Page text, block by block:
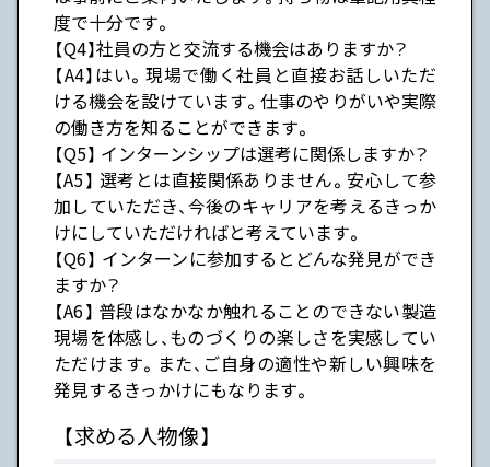
度で十分です。
【Q4】社員の方と交流する機会はありますか？
【A4】はい。現場で働く社員と直接お話しいただ
ける機会を設けています。仕事のやりがいや実際
の働き方を知ることができます。
【Q5】 インターンシップは選考に関係しますか？
【A5】 選考とは直接関係ありません。安心して参
加していただき、今後のキャリアを考えるきっか
けにしていただければと考えています。
【Q6】 インターンに参加するとどんな発見ができ
ますか？
【A6】 普段はなかなか触れることのできない製造
現場を体感し、ものづくりの楽しさを実感してい
ただけます。また、ご自身の適性や新しい興味を
発見するきっかけにもなります。
【求める人物像】